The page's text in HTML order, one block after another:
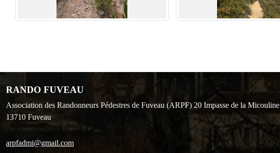
RANDO FUVEAU
Association des Randonneurs Pédestres de Fuveau (ARPF) 20 Impasse de la Micouline
13710 Fuveau
arpfadmi@gmail.com